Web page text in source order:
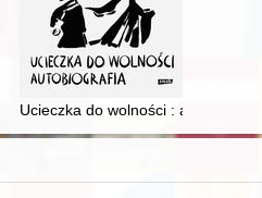
Narodowej sygn. 3028 II
Ucieczka do wolności :